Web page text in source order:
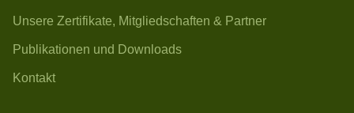
Unsere Zertifikate, Mitgliedschaften & Partner
Publikationen und Downloads
Kontakt